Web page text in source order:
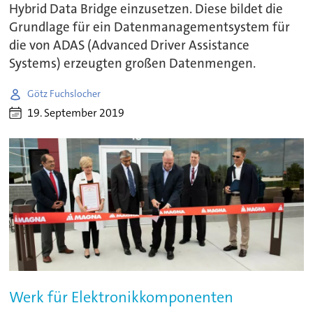
Hybrid Data Bridge einzusetzen. Diese bildet die
Grundlage für ein Datenmanagementsystem für
die von ADAS (Advanced Driver Assistance
Systems) erzeugten großen Datenmengen.
Götz Fuchslocher
19. September 2019
Werk für Elektronikkomponenten